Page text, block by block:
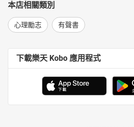
本店相關類別
心理勵志 有聲書
下載樂天 Kobo 應用程式